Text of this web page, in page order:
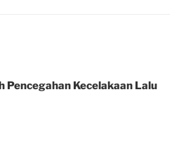
Pencegahan Kecelakaan Lalu